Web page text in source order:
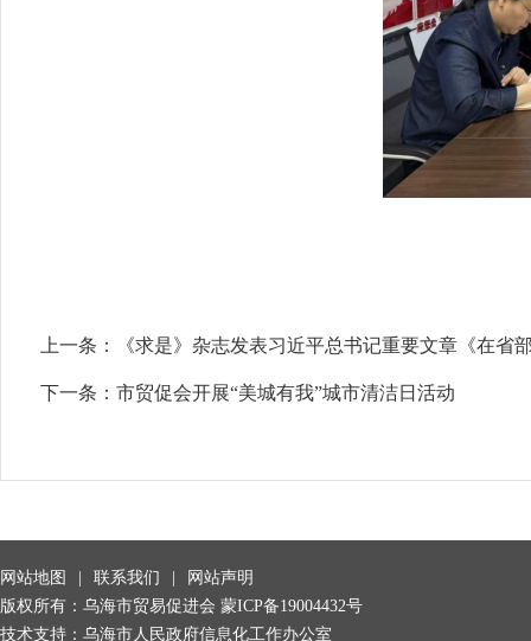
上一条： 《求是》杂志发表习近平总书记重要文章《在
下一条： 市贸促会开展“美城有我”城市清洁日活动
网站地图 | 联系我们 |
网站声明
版权所有：乌海市贸易促进会 蒙ICP备19004432号
技术支持：乌海市人民政府信息化工作办公室